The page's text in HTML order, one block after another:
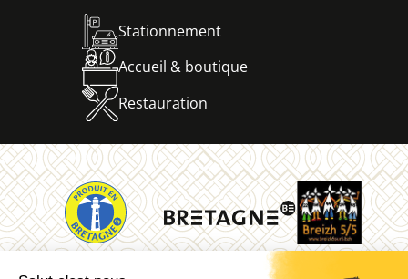
Stationnement
Accueil & boutique
Restauration